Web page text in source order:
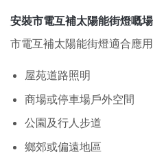
安裝市電互補太陽能街燈嘅
市電互補太陽能街燈適合應用
屋苑道路照明
商場或停車場戶外空間
公園及行人步道
鄉郊或偏遠地區